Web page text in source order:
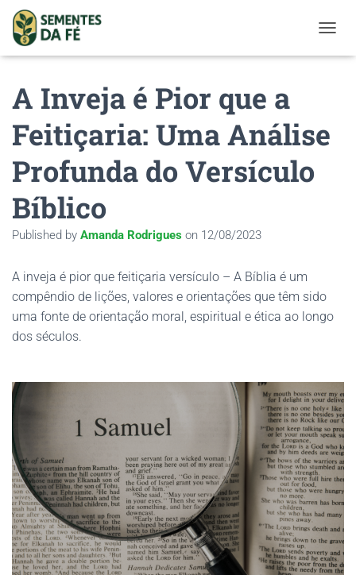
A Inveja é Pior que a
Feitiçaria: Uma Análise
Profunda do Versículo
Bíblico
Published by Amanda Rodrigues on 12/08/2023
A inveja é pior que feitiçaria versículo – A Bíblia é um
compêndio de lições, valores e orientações que têm sido
uma fonte de orientação moral, espiritual e ética ao longo
dos séculos.